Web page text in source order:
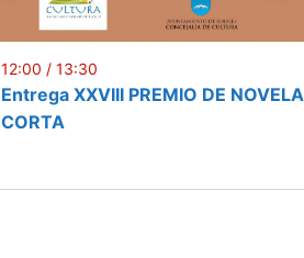
Entrega XXVIII PREMIO DE NOVELA
CORTA
12:00 / 13:30